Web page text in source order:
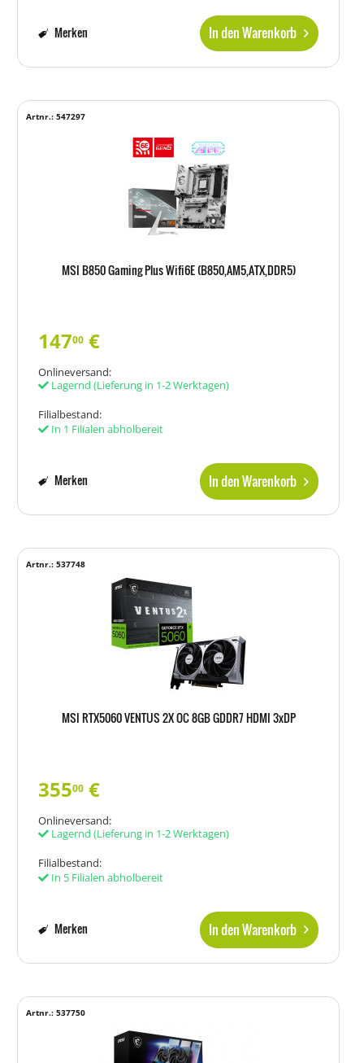
In den Warenkorb
Merken
MSI B850 Gaming Plus Wifi6E (B850,AM5,ATX,DDR5)
Artnr.: 547297
14700 €
Onlineversand:
Lagernd (Lieferung in 1-2 Werktagen)
Filialbestand:
In 1 Filialen abholbereit
In den Warenkorb
Merken
MSI RTX5060 VENTUS 2X OC 8GB GDDR7 HDMI 3xDP
Artnr.: 537748
35500 €
Onlineversand:
Lagernd (Lieferung in 1-2 Werktagen)
Filialbestand:
In 5 Filialen abholbereit
In den Warenkorb
Merken
Artnr.: 537750